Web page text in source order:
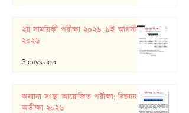
২য় সাময়িকী পরীক্ষা ২০২৬: ৮ই আগস্ট
২০২৬
3 days ago
অন্যান্য সংস্থা আয়োজিত পরীক্ষা: বিজ্ঞান
অভীক্ষা ২০২৬